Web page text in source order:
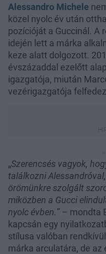
Alessandro Michele
közel nyolc év után
pozícióját a Guccinál. A
idején lett a márka
keze alatt dolgozott.
évszázaddal ezelőtt
igazgatója, miután
vezérigazgatója
„Szerencsés vagyok,
találkozni
örömünkre szolgált
miközben a Gucci
nyolc évben.” – mondta
kapcsán egy
stílusa valóban
márka arculatára, de az